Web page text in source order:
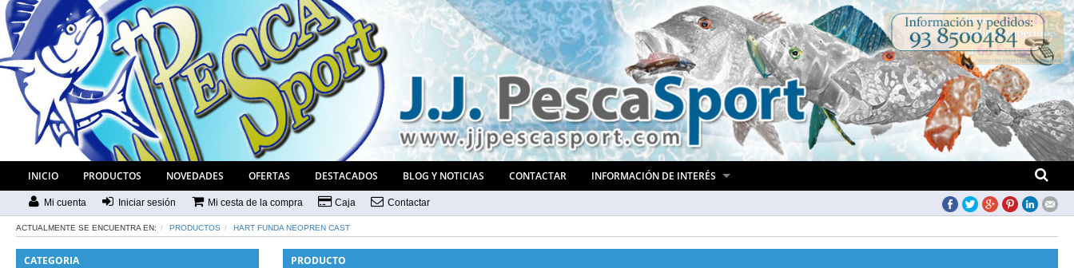
INICIO PRODUCTOS NOVEDADES OFERTAS DESTACADOS BLOG Y NOTICIAS CONTACTAR INFORMACIÓN DE INTERÉS
Mi cuenta Iniciar sesión Mi cesta de la compra Caja Contactar
ACTUALMENTE SE ENCUENTRA EN: PRODUCTOS HART FUNDA NEOPREN CAST
CATEGORIA
PRODUCTO